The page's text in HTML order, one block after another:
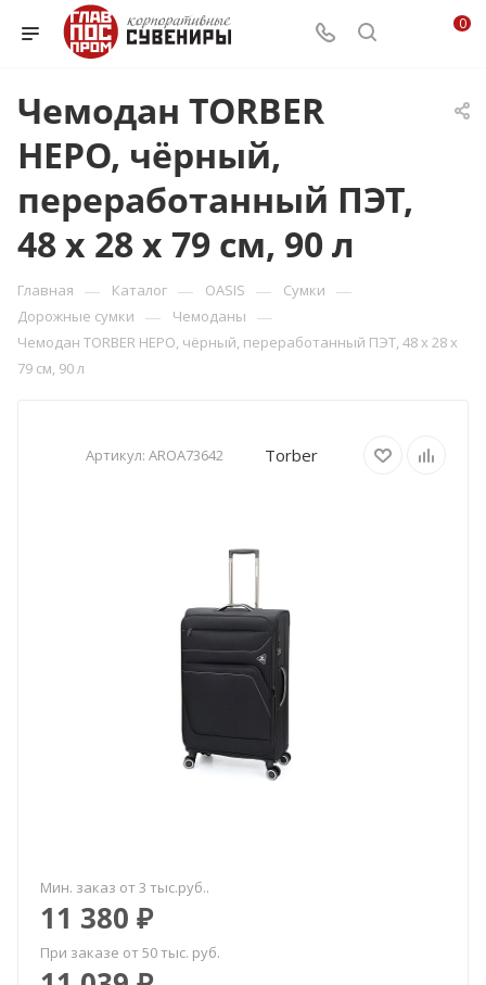
0
Чемодан TORBER
НЕРО, чёрный,
переработанный ПЭТ,
48 х 28 х 79 см, 90 л
Главная — Каталог — OASIS — Сумки —
Дорожные сумки — Чемоданы —
Чемодан TORBER НЕРО, чёрный, переработанный ПЭТ, 48 х 28 х
79 см, 90 л
Артикул: AROA73642 Torber
Мин. заказ от 3 тыс.руб..
11 380 ₽
При заказе от 50 тыс. руб.